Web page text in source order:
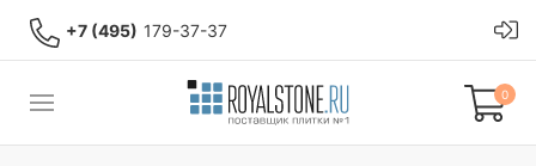
+7 (495) 179-37-37
0